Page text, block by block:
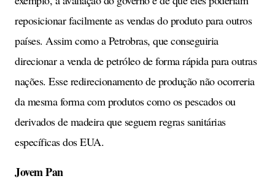
reposicionar facilmente as vendas do produto para outros
países. Assim como a Petrobras, que conseguiria
direcionar a venda de petróleo de forma rápida para outras
nações. Esse redirecionamento de produção não ocorreria
da mesma forma com produtos como os pescados ou
derivados de madeira que seguem regras sanitárias
específicas dos EUA.
Jovem Pan